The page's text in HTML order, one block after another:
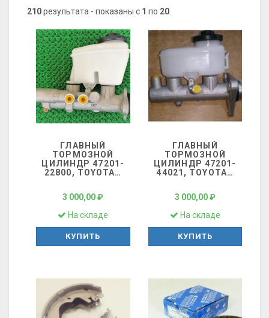
210результата - показаны с 1 по 20
ГЛАВНЫЙ
ТОРМОЗНОЙ
ЦИЛИНДР 47201-
22800, TOYOTA…
3 000,00 ₽
На складе
КУПИТЬ
ГЛАВНЫЙ
ТОРМОЗНОЙ
ЦИЛИНДР 47201-
44021, TOYOTA…
3 000,00 ₽
На складе
КУПИТЬ